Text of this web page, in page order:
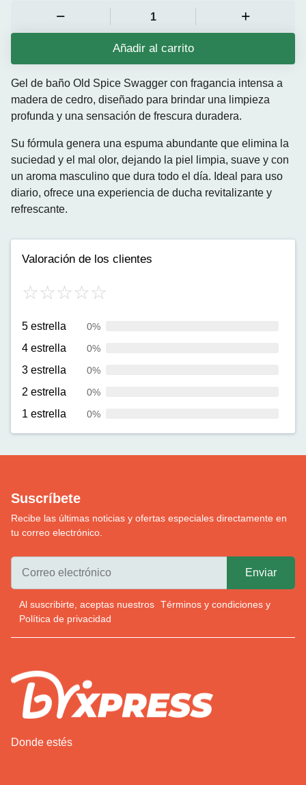
Añadir al carrito
Gel de baño Old Spice Swagger con fragancia intensa a
madera de cedro, diseñado para brindar una limpieza
profunda y una sensación de frescura duradera.
Su fórmula genera una espuma abundante que elimina la
suciedad y el mal olor, dejando la piel limpia, suave y con
un aroma masculino que dura todo el día. Ideal para uso
diario, ofrece una experiencia de ducha revitalizante y
refrescante.
Valoración de los clientes
5 estrella 0%
4 estrella 0%
3 estrella 0%
2 estrella 0%
1 estrella 0%
Suscríbete
Recibe las últimas noticias y ofertas especiales directamente en
tu correo electrónico.
Al suscribirte, aceptas nuestros Términos y condiciones y
Política de privacidad
Donde estés